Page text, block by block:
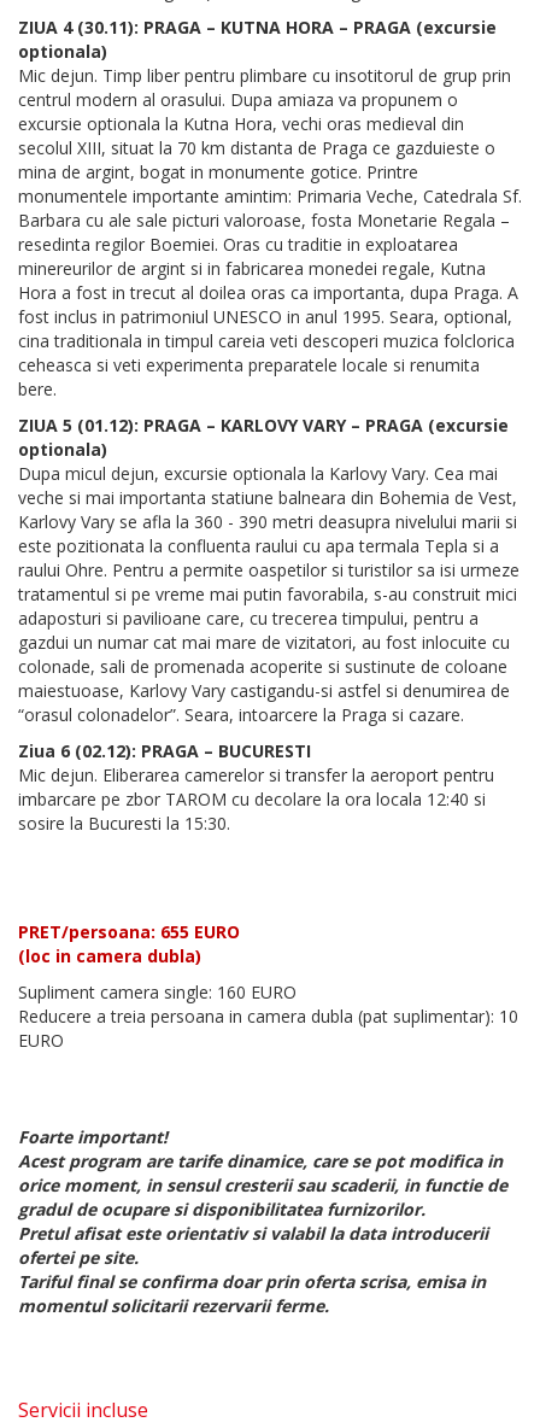
ZIUA 4 (30.11): PRAGA – KUTNA HORA – PRAGA (excursie
optionala)
Mic dejun. Timp liber pentru plimbare cu insotitorul de grup prin
centrul modern al orasului. Dupa amiaza va propunem o
excursie optionala la Kutna Hora, vechi oras medieval din
secolul XIII, situat la 70 km distanta de Praga ce gazduieste o
mina de argint, bogat in monumente gotice. Printre
monumentele importante amintim: Primaria Veche, Catedrala Sf.
Barbara cu ale sale picturi valoroase, fosta Monetarie Regala –
resedinta regilor Boemiei. Oras cu traditie in exploatarea
minereurilor de argint si in fabricarea monedei regale, Kutna
Hora a fost in trecut al doilea oras ca importanta, dupa Praga. A
fost inclus in patrimoniul UNESCO in anul 1995. Seara, optional,
cina traditionala in timpul careia veti descoperi muzica folclorica
ceheasca si veti experimenta preparatele locale si renumita
bere.
ZIUA 5 (01.12): PRAGA – KARLOVY VARY – PRAGA (excursie
optionala)
Dupa micul dejun, excursie optionala la Karlovy Vary. Cea mai
veche si mai importanta statiune balneara din Bohemia de Vest,
Karlovy Vary se afla la 360 - 390 metri deasupra nivelului marii si
este pozitionata la confluenta raului cu apa termala Tepla si a
raului Ohre. Pentru a permite oaspetilor si turistilor sa isi urmeze
tratamentul si pe vreme mai putin favorabila, s-au construit mici
adaposturi si pavilioane care, cu trecerea timpului, pentru a
gazdui un numar cat mai mare de vizitatori, au fost inlocuite cu
colonade, sali de promenada acoperite si sustinute de coloane
maiestuoase, Karlovy Vary castigandu-si astfel si denumirea de
“orasul colonadelor”. Seara, intoarcere la Praga si cazare.
Ziua 6 (02.12): PRAGA – BUCURESTI
Mic dejun. Eliberarea camerelor si transfer la aeroport pentru
imbarcare pe zbor TAROM cu decolare la ora locala 12:40 si
sosire la Bucuresti la 15:30.
PRET/persoana: 655 EURO
(loc in camera dubla)
Supliment camera single: 160 EURO
Reducere a treia persoana in camera dubla (pat suplimentar): 10
EURO
Foarte important!
Acest program are tarife dinamice, care se pot modifica in
orice moment, in sensul cresterii sau scaderii, in functie de
gradul de ocupare si disponibilitatea furnizorilor.
Pretul afisat este orientativ si valabil la data introducerii
ofertei pe site.
Tariful final se confirma doar prin oferta scrisa, emisa in
momentul solicitarii rezervarii ferme.
Servicii incluse